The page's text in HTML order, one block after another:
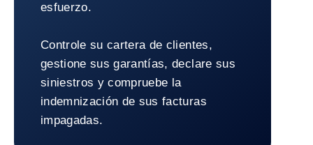
esfuerzo.
Controle su cartera de clientes,
gestione sus garantías, declare sus
siniestros y compruebe la
indemnización de sus facturas
impagadas.